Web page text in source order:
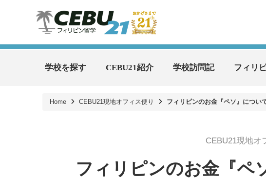
学校を探す CEBU21紹介 学校訪問記 フィリ
Home CEBU21現地オフィス便り フィリピンのお金『ペソ』につい
CEBU21現地オ
フィリピンのお金『ペ